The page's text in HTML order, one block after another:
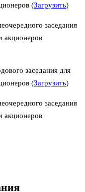
(Загрузить)
заседания
акционеров
заседания для
(Загрузить)
заседания
акционеров